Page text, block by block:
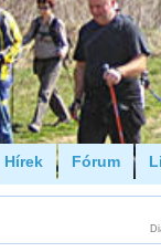
Hírek Fórum